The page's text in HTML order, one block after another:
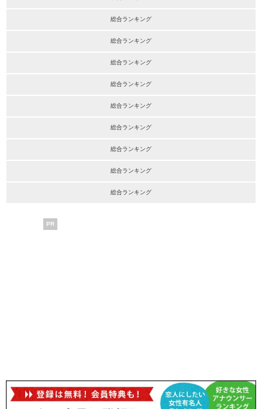
総合ランキング
総合ランキング
総合ランキング
総合ランキング
総合ランキング
総合ランキング
総合ランキング
総合ランキング
総合ランキング
PR